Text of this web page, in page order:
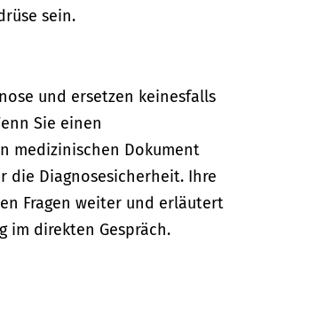
sein.
und ersetzen keinesfalls
Sie einen
medizinischen Dokument
die Diagnosesicherheit. Ihre
Fragen weiter und erläutert
im direkten Gespräch.